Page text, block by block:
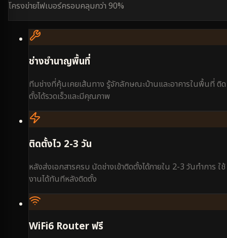
โครงข่ายไฟเบอร์ครอบคลุมกว่า 90%
ช่างชำนาญพื้นที่
ทีมช่างที่คุ้นเคยเส้นทาง รู้จักลักษณะบ้านและอาคารในพื้นที่ ติด
ตั้งได้รวดเร็วและมีคุณภาพ
ติดตั้งไว 2-3 วัน
หลังส่งเอกสารครบ นัดช่างเข้าติดตั้งได้ภายใน 2-3 วันทำการ ใช้
งานได้ทันทีหลังติดตั้ง
WiFi6 Router ฟรี